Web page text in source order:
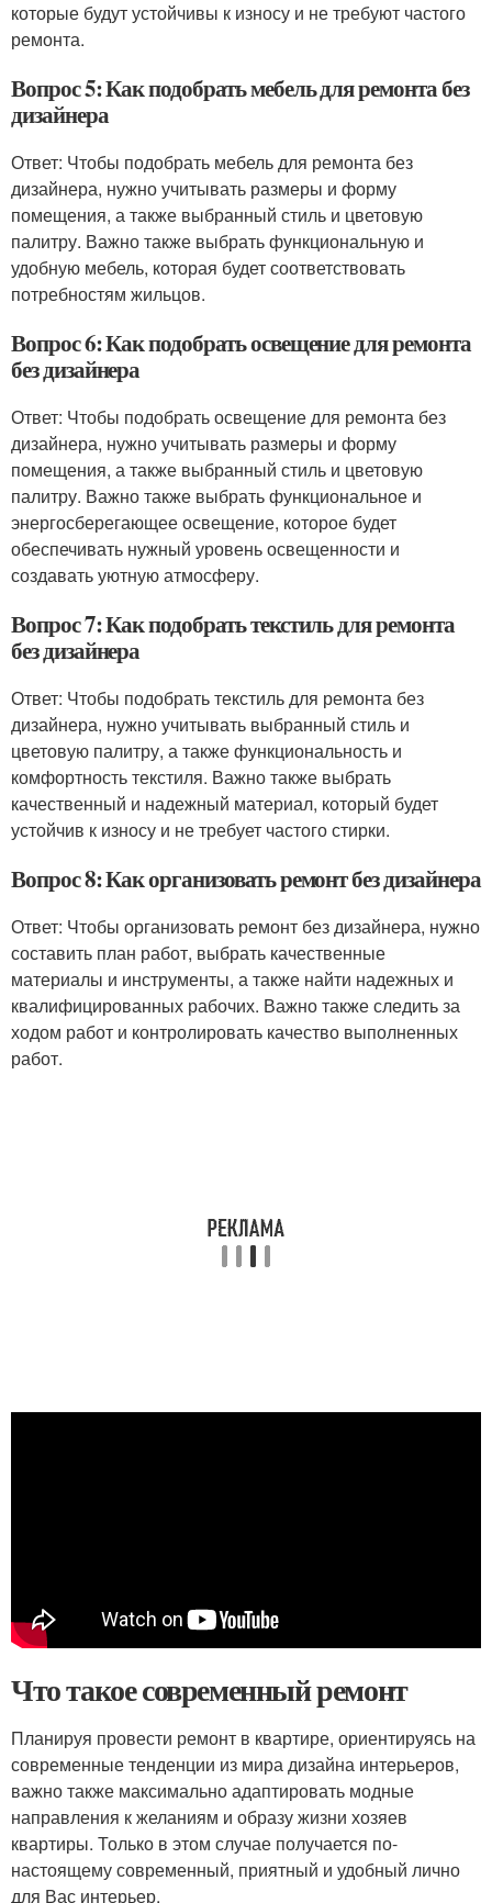
которые будут устойчивы к износу и не требуют частого
ремонта.
Вопрос 5: Как подобрать мебель для ремонта без
дизайнера
Ответ: Чтобы подобрать мебель для ремонта без
дизайнера, нужно учитывать размеры и форму
помещения, а также выбранный стиль и цветовую
палитру. Важно также выбрать функциональную и
удобную мебель, которая будет соответствовать
потребностям жильцов.
Вопрос 6: Как подобрать освещение для ремонта
без дизайнера
Ответ: Чтобы подобрать освещение для ремонта без
дизайнера, нужно учитывать размеры и форму
помещения, а также выбранный стиль и цветовую
палитру. Важно также выбрать функциональное и
энергосберегающее освещение, которое будет
обеспечивать нужный уровень освещенности и
создавать уютную атмосферу.
Вопрос 7: Как подобрать текстиль для ремонта
без дизайнера
Ответ: Чтобы подобрать текстиль для ремонта без
дизайнера, нужно учитывать выбранный стиль и
цветовую палитру, а также функциональность и
комфортность текстиля. Важно также выбрать
качественный и надежный материал, который будет
устойчив к износу и не требует частого стирки.
Вопрос 8: Как организовать ремонт без дизайнера
Ответ: Чтобы организовать ремонт без дизайнера, нужно
составить план работ, выбрать качественные
материалы и инструменты, а также найти надежных и
квалифицированных рабочих. Важно также следить за
ходом работ и контролировать качество выполненных
работ.
Что такое современный ремонт
Планируя провести ремонт в квартире, ориентируясь на
современные тенденции из мира дизайна интерьеров,
важно также максимально адаптировать модные
направления к желаниям и образу жизни хозяев
квартиры. Только в этом случае получается по-
настоящему современный, приятный и удобный лично
для Вас интерьер.